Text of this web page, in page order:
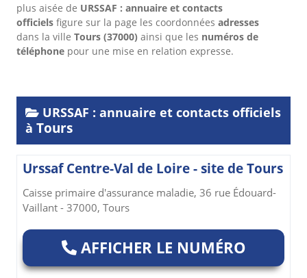
plus aisée de URSSAF : annuaire et contacts
officiels figure sur la page les coordonnées adresses
dans la ville Tours (37000) ainsi que les numéros de
téléphone pour une mise en relation expresse.
URSSAF : annuaire et contacts officiels
à Tours
Urssaf Centre-Val de Loire - site de Tours
Caisse primaire d'assurance maladie, 36 rue Édouard-
Vaillant - 37000, Tours
AFFICHER LE NUMÉRO